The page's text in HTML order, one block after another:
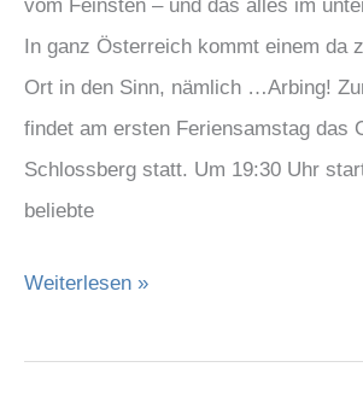
vom Feinsten – und das alles im
In ganz Österreich kommt einem da
Ort in den Sinn, nämlich …Arbing!
findet am ersten Feriensamstag das
Schlossberg statt. Um 19:30 Uhr
beliebte
Weiterlesen »